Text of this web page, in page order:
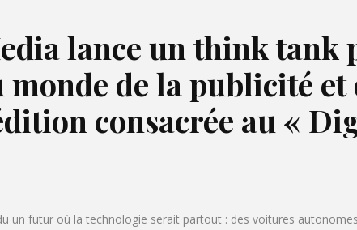
lance un think
de la publicité et
consacrée au «
un futur où la technologie serait partout : des voitures